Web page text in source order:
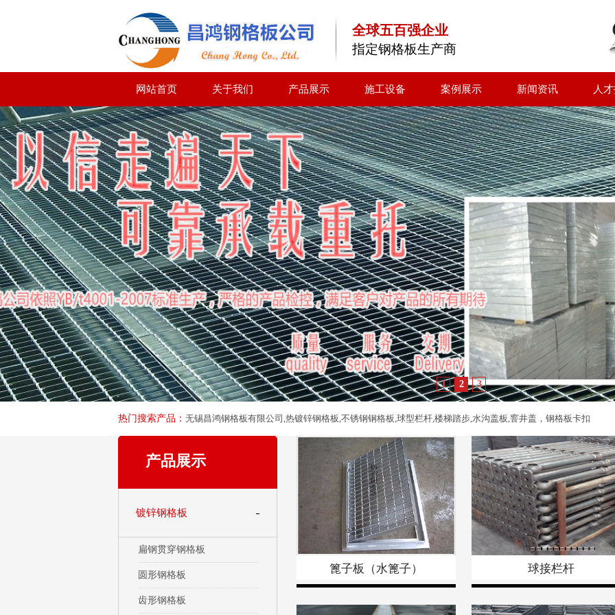
全球五百强企业
指定钢格板生产商
网站首页 关于我们 产品展示 施工设备 案例展示 新闻资讯 人
1 2 3
热门搜索产品： 无锡昌鸿钢格板有限公司,热镀锌钢格板,不锈钢钢格板,球型栏杆,楼梯踏步,水沟盖板,窨井盖，钢格板卡扣
产品展示
-
镀锌钢格板
扁钢贯穿钢格板
圆形钢格板
齿形钢格板
篦子板（水篦子） 球接栏杆